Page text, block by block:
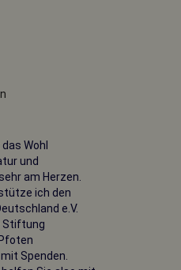
Wohl
und
am Herzen.
ich den
e.V.
Stiftung
Spenden.